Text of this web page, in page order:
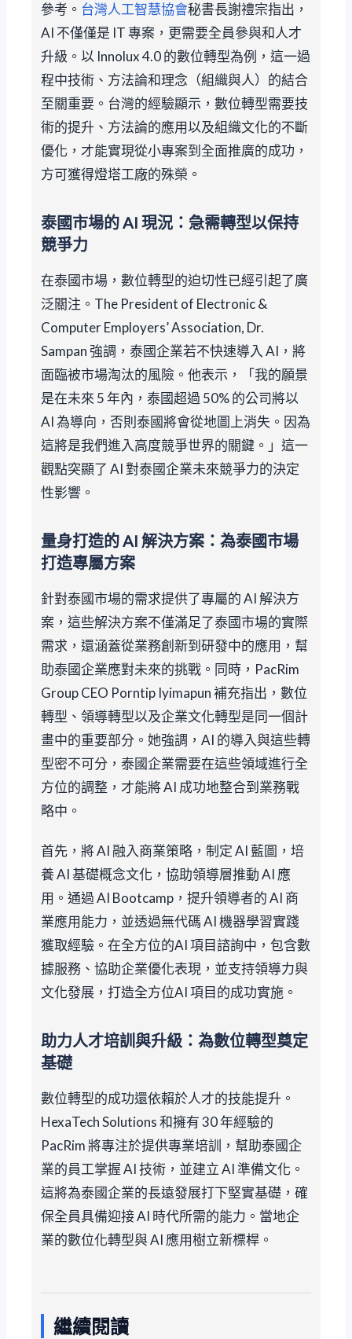
參考。 台灣人工智慧協會秘書長謝禮宗指出，
AI 不僅僅是 IT 專案，更需要全員參與和人才
升級。以 Innolux 4.0 的數位轉型為例，這一過
程中技術、方法論和理念（組織與人）的結合
至關重要。台灣的經驗顯示，數位轉型需要技
術的提升、方法論的應用以及組織文化的不斷
優化，才能實現從小專案到全面推廣的成功，
方可獲得燈塔工廠的殊榮。
泰國市場的 AI 現況：急需轉型以保持
競爭力
在泰國市場，數位轉型的迫切性已經引起了廣
泛關注。The President of Electronic &
Computer Employers’ Association, Dr.
Sampan 強調，泰國企業若不快速導入 AI，將
面臨被市場淘汰的風險。他表示，「我的願景
是在未來 5 年內，泰國超過 50% 的公司將以
AI 為導向，否則泰國將會從地圖上消失。因為
這將是我們進入高度競爭世界的關鍵。」這一
觀點突顯了 AI 對泰國企業未來競爭力的決定
性影響。
量身打造的 AI 解決方案：為泰國市場
打造專屬方案
針對泰國市場的需求提供了專屬的 AI 解決方
案，這些解決方案不僅滿足了泰國市場的實際
需求，還涵蓋從業務創新到研發中的應用，幫
助泰國企業應對未來的挑戰。同時，PacRim
Group CEO Porntip Iyimapun 補充指出，數位
轉型、領導轉型以及企業文化轉型是同一個計
畫中的重要部分。她強調，AI 的導入與這些轉
型密不可分，泰國企業需要在這些領域進行全
方位的調整，才能將 AI 成功地整合到業務戰
略中。
首先，將 AI 融入商業策略，制定 AI 藍圖，培
養 AI 基礎概念文化，協助領導層推動 AI 應
用。通過 AI Bootcamp，提升領導者的 AI 商
業應用能力，並透過無代碼 AI 機器學習實踐
獲取經驗。在全方位的AI 項目諮詢中，包含數
據服務、協助企業優化表現，並支持領導力與
文化發展，打造全方位AI 項目的成功實施。
助力人才培訓與升級：為數位轉型奠定
基礎
數位轉型的成功還依賴於人才的技能提升。
HexaTech Solutions 和擁有 30 年經驗的
PacRim 將專注於提供專業培訓，幫助泰國企
業的員工掌握 AI 技術，並建立 AI 準備文化。
這將為泰國企業的長遠發展打下堅實基礎，確
保全員具備迎接 AI 時代所需的能力。當地企
業的數位化轉型與 AI 應用樹立新標桿。
繼續閱讀